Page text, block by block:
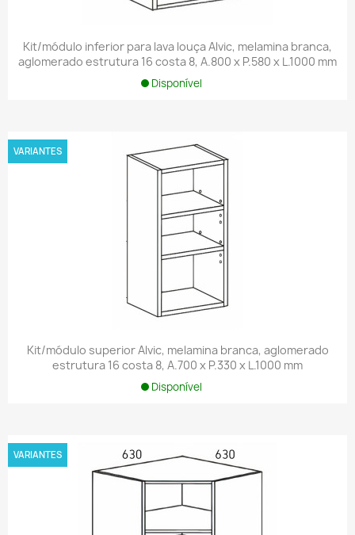
Kit/módulo inferior para lava louça Alvic, melamina branca,
aglomerado estrutura 16 costa 8, A.800 x P.580 x L.1000 mm
Disponível
Kit/módulo superior Alvic, melamina branca, aglomerado
estrutura 16 costa 8, A.700 x P.330 x L.1000 mm
Disponível
VARIANTES
VARIANTES